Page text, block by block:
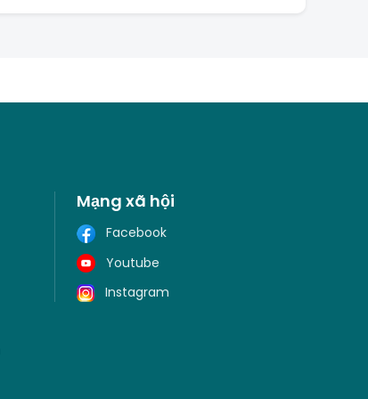
Mạng xã hội
Facebook
Youtube
Instagram